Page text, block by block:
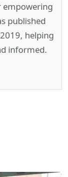
empowering
published
helping
informed.